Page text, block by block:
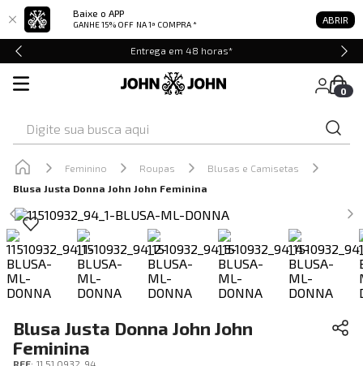
Baixe o APP
GANHE 15% OFF NA 1ª COMPRA * ABRIR
Entrega em 48 horas*
0
Feminino Roupas
Blusas e Camisetas
Blusa Justa Donna John John Feminina
Blusa Justa Donna John John
Feminina
REF: 11.51.0932_94